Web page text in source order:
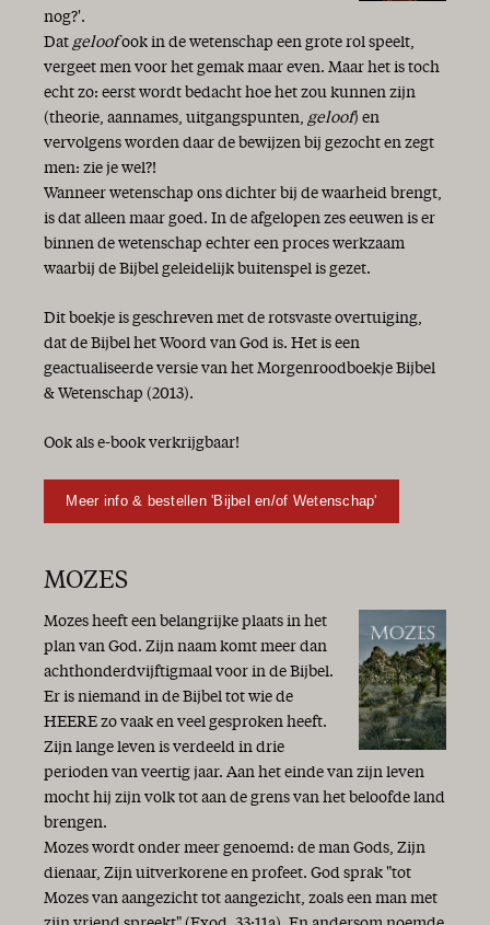
nog?'.
Dat geloofook in de wetenschap een grote rol speelt,
vergeet men voor het gemak maar even. Maar het is toch
echt zo: eerst wordt bedacht hoe het zou kunnen zijn
(theorie, aannames, uitgangspunten, geloof) en
vervolgens worden daar de bewijzen bij gezocht en zegt
men: zie je wel?!
Wanneer wetenschap ons dichter bij de waarheid brengt,
is dat alleen maar goed. In de afgelopen zes eeuwen is er
binnen de wetenschap echter een proces werkzaam
waarbij de Bijbel geleidelijk buitenspel is gezet.
Dit boekje is geschreven met de rotsvaste overtuiging,
dat de Bijbel het Woord van God is. Het is een
geactualiseerde versie van het Morgenroodboekje Bijbel
& Wetenschap (2013).
Ook als e-book verkrijgbaar!
Meer info & bestellen 'Bijbel en/of Wetenschap'
MOZES
Mozes heeft een belangrijke plaats in het
plan van God. Zijn naam komt meer dan
achthonderdvijftigmaal voor in de Bijbel.
Er is niemand in de Bijbel tot wie de
HEERE zo vaak en veel gesproken heeft.
Zijn lange leven is verdeeld in drie
perioden van veertig jaar. Aan het einde van zijn leven
mocht hij zijn volk tot aan de grens van het beloofde land
brengen.
Mozes wordt onder meer genoemd: de man Gods, Zijn
dienaar, Zijn uitverkorene en profeet. God sprak "tot
Mozes van aangezicht tot aangezicht, zoals een man met